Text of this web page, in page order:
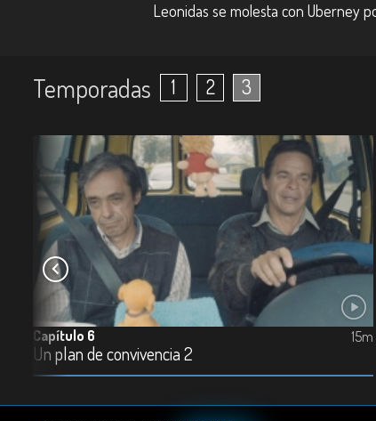
Leonidas se molesta con Uberney
Temporadas 1 2 3
Capítulo 6
Un plan de convivencia 2
15m